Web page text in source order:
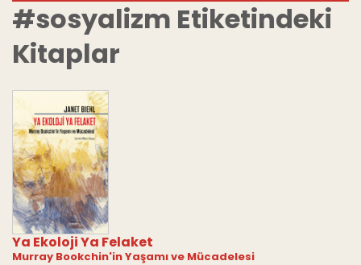
#sosyalizm Etiketindeki
Kitaplar
Ya Ekoloji Ya Felaket
Murray Bookchin'in Yaşamı ve Mücadelesi